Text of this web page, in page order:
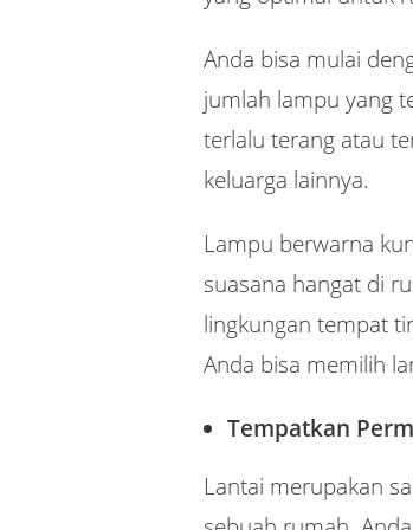
Anda bisa mulai
jumlah lampu yang
terlalu terang atau
keluarga lainnya.
Lampu berwarna
suasana hangat di
lingkungan tempat
Anda bisa memilih
Tempatkan
Lantai merupakan